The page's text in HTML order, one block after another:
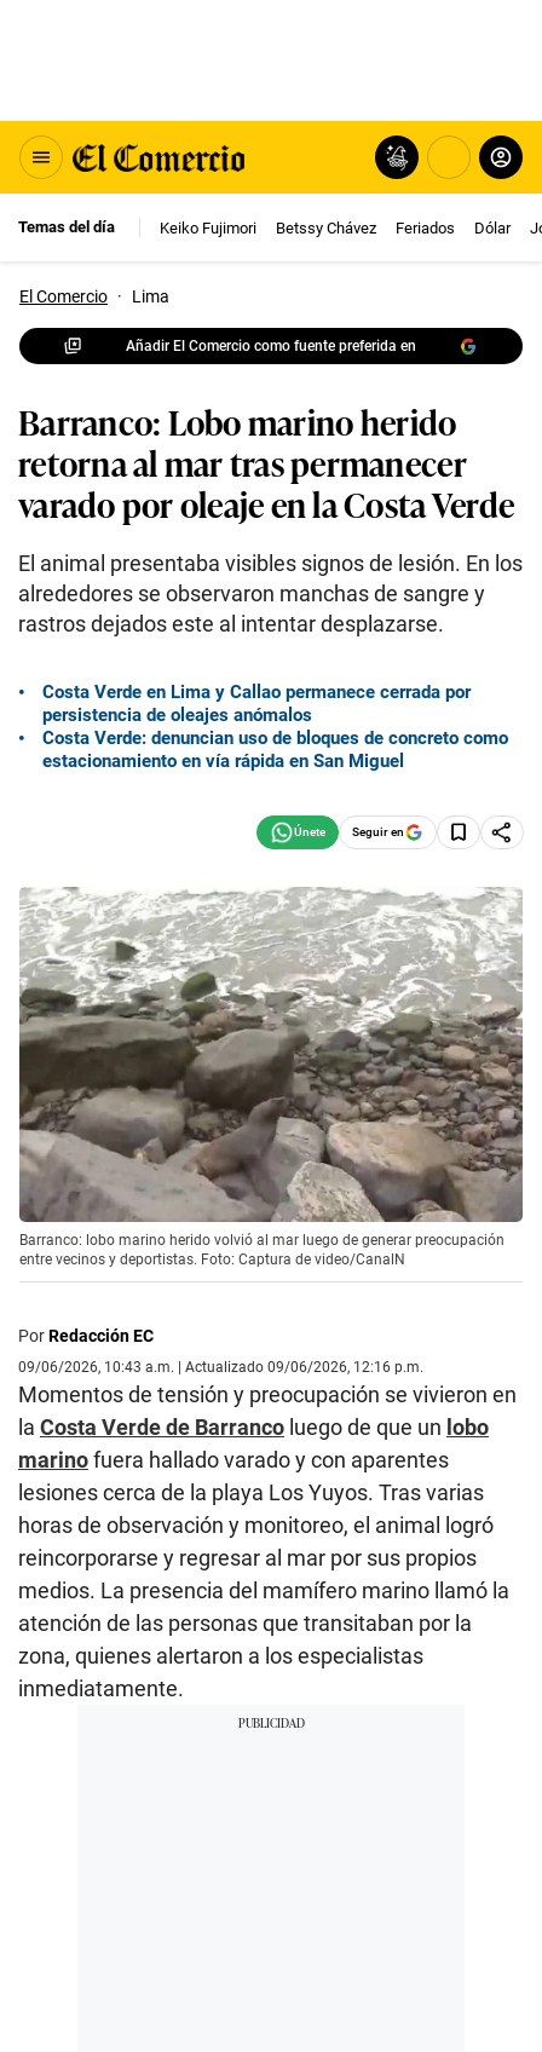
Temas del día Keiko Fujimori Betssy Chávez Feriados Dólar
El Comercio · Lima
Añadir El Comercio como fuente preferida en
Barranco: Lobo marino herido
retorna al mar tras permanecer
varado por oleaje en la Costa Verde
El animal presentaba visibles signos de lesión. En los
alrededores se observaron manchas de sangre y
rastros dejados este al intentar desplazarse.
Costa Verde en Lima y Callao permanece cerrada por
persistencia de oleajes anómalos
Costa Verde: denuncian uso de bloques de concreto como
estacionamiento en vía rápida en San Miguel
Seguir en
Barranco: lobo marino herido volvió al mar luego de generar preocupación
entre vecinos y deportistas. Foto: Captura de video/CanalN
PorRedacción EC
09/06/2026, 10:43 a.m. | Actualizado 09/06/2026, 12:16 p.m.
Momentos de tensión y preocupación se vivieron en
la Costa Verde de Barranco luego de que un lobo
marinofuera hallado varado y con aparentes
lesiones cerca de la playa Los Yuyos. Tras varias
horas de observación y monitoreo, el animal logró
reincorporarse y regresar al mar por sus propios
medios. La presencia del mamífero marino llamó la
atención de las personas que transitaban por la
zona, quienes alertaron a los especialistas
inmediatamente.